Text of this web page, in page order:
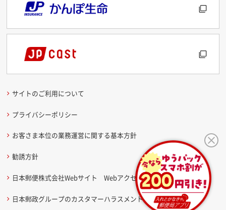
サイトのご利用について
プライバシーポリシー
お客さま本位の業務運営に関する基本方針
勧誘方針
日本郵便株式会社Webサイト Webアクセシビリティ方針
日本郵政グループのカスタマーハラスメントに関する考え方